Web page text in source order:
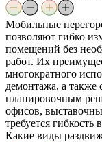
Мобильные
позволяют гибко
помещений без
работ. Их
многократного
демонтажа, а также
планировочным
офисов,
требуется гибкость
Какие виды